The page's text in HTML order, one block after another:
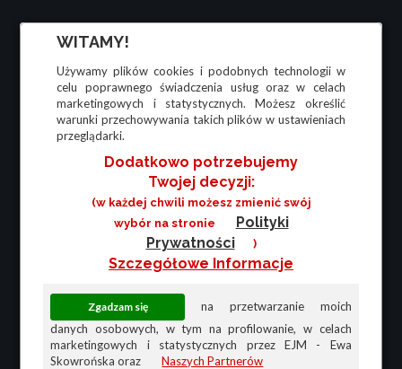
WITAMY!
Używamy plików cookies i podobnych technologii w
celu poprawnego świadczenia usług oraz w celach
marketingowych i statystycznych. Możesz określić
warunki przechowywania takich plików w ustawieniach
przeglądarki.
Dodatkowo potrzebujemy
Twojej decyzji:
(w każdej chwili możesz zmienić swój
wybór na stronie
Polityki
Prywatności
)
Szczegółowe Informacje
na przetwarzanie moich
danych osobowych, w tym na profilowanie, w celach
marketingowych i statystycznych przez EJM - Ewa
Skowrońska oraz
Naszych Partnerów